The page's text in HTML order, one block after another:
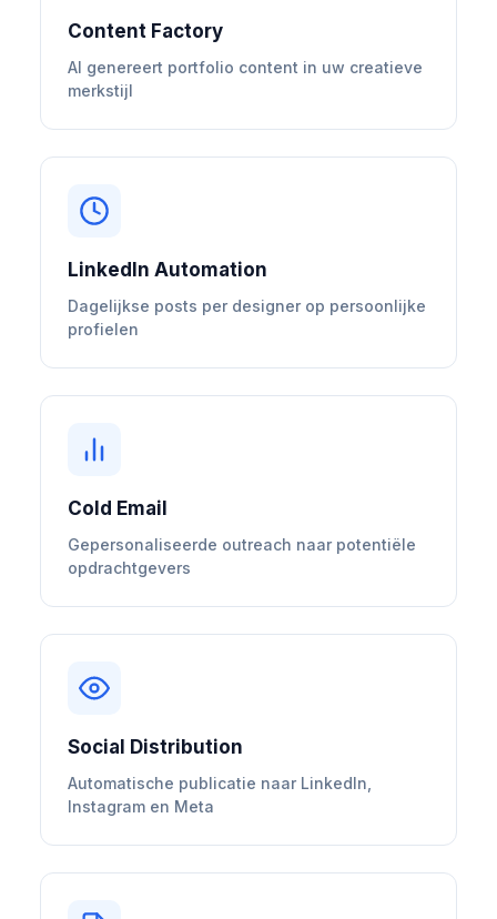
Content Factory
AI genereert portfolio content in uw creatieve
merkstijl
LinkedIn Automation
Dagelijkse posts per designer op persoonlijke
profielen
Cold Email
Gepersonaliseerde outreach naar potentiële
opdrachtgevers
Social Distribution
Automatische publicatie naar LinkedIn,
Instagram en Meta